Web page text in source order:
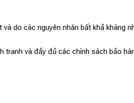
do các nguyên nhân bất khả kháng
và đầy đủ các chính sách bảo